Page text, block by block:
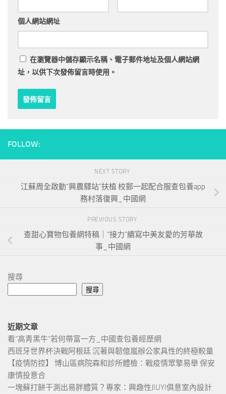
個人網站網址
在瀏覽器中儲存顯示名稱、電子郵件地址及個人網站網
址，以供下次發佈留言時使用。
FOLLOW:
NEXT STORY
江蘇周全啟動“興農驛站”扶植 校郵一起配合服查包養app
務村落復興_中國網
PREVIOUS STORY
查甜心寶物包養網特稿｜“接力”續寫中美友愛的芳華故
事_中國網
搜尋
搜尋
近期文章
看“高青黑牛”若何帶富一方_中國查包養經歷網
西班牙世界杯決戰阿根廷 沉著與韌億嵐辦公家具性的終極較量
【疫情防控】 博山區病院森和診所體檢：戰疫情眾擎易舉 保安
康情投意合
一塊蘇打餅干測出易胖體質？專家：興趣性JIUYI俱意室內設計